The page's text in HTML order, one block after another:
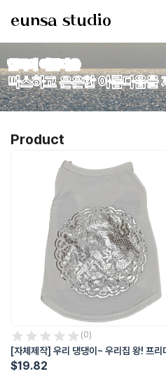
eunsa studio: 한국 정서를 사랑하는
home
상품
products
콘텐츠
classes
한국의 아름다움
따스하고 은은한 아름다움을 제공합니
[자체제작] 우리 댕댕이~ 우리집 왕!
남성 저고리 자개 키링 (hand made)
여성 저고리 자개 키링 (hand made)
구름학무늬 매병 키링 (hand made)
반가사유상의 빛 (hand made)
천년의 미소 키링 (hand made)
더보기
케이팝 데몬헌터스로 인해 전 세계인
eunsa studio
한국의 아름다움
따스하고 은은한 아름다움을
Product
(0)
[자체제작] 우리 댕댕이~ 우리집 왕! 프리
데일리 강아지 '금은박 곤룡포 티셔츠'
$19.82